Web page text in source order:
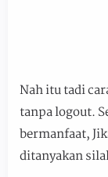
Nah itu tadi
tanpa logout.
bermanfaat,
ditanyakan